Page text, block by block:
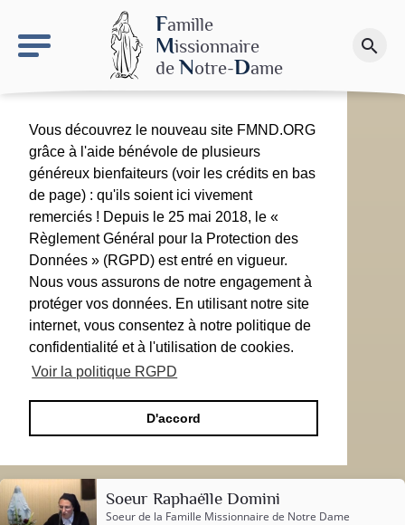
Famille
Missionnaire
de Notre-Dame
search
Faire un don
Vous découvrez le nouveau site FMND.ORG
grâce à l'aide bénévole de plusieurs
généreux bienfaiteurs (voir les crédits en bas
de page) : qu'ils soient ici vivement
remerciés ! Depuis le 25 mai 2018, le «
Règlement Général pour la Protection des
Données » (RGPD) est entré en vigueur.
Nous vous assurons de notre engagement à
protéger vos données. En utilisant notre site
internet, vous consentez à notre politique de
confidentialité et à l'utilisation de cookies.
Voir la politique RGPD
D'accord
Soeur Raphaëlle Domini
Soeur de la Famille Missionnaire de Notre Dame